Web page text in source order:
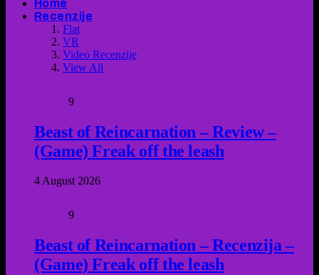
Home
Recenzije
Flat
VR
Video Recenzije
View All
9
Beast of Reincarnation – Review –
(Game) Freak off the leash
4 August 2026
9
Beast of Reincarnation – Recenzija –
(Game) Freak off the leash